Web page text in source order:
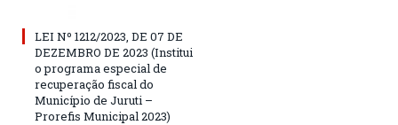
LEI Nº 1212/2023, DE 07 DE
DEZEMBRO DE 2023 (Institui
o programa especial de
recuperação fiscal do
Município de Juruti –
Prorefis Municipal 2023)